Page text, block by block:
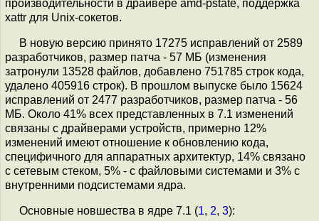
производительности в драйвере amd-pstate, поддержка
xattr для Unix-сокетов.
В новую версию принято 17275 исправлений от 2589
разработчиков, размер патча - 57 МБ (изменения
затронули 13528 файлов, добавлено 751785 строк кода,
удалено 405916 строк). В прошлом выпуске было 15624
исправлений от 2477 разработчиков, размер патча - 56
МБ. Около 41% всех представленных в 7.1 изменений
связаны с драйверами устройств, примерно 12%
изменений имеют отношение к обновлению кода,
специфичного для аппаратных архитектур, 14% связано
с сетевым стеком, 5% - с файловыми системами и 3% c
внутренними подсистемами ядра.
Основные новшества в ядре 7.1 (1, 2, 3):